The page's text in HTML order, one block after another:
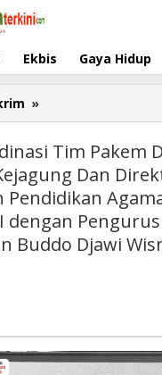
Ekbis Gaya Hidup
»
Koordinasi
Pakem
Direktorat
2
Jamintel
Kejagung
Dan
Agama
Buddha
Tim Pakem
Dan
Pendidikan
dengan
Buddo Djawi